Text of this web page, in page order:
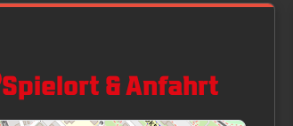
Spielort & Anfahrt